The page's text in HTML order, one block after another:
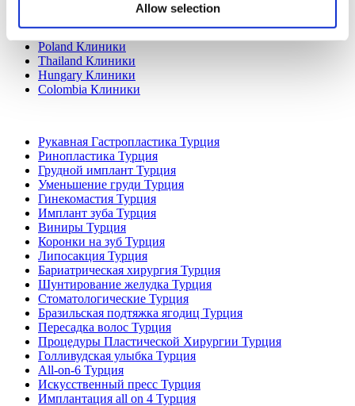
Allow selection
Mexico Клиники
Poland Клиники
Thailand Клиники
Hungary Клиники
Colombia Клиники
Рукавная Гастропластика Турция
Ринопластика Турция
Грудной имплант Турция
Уменьшение груди Турция
Гинекомастия Турция
Имплант зуба Турция
Виниры Турция
Коронки на зуб Турция
Липосакция Турция
Бариатрическая хирургия Турция
Шунтирование желудка Турция
Стоматологические Турция
Бразильская подтяжка ягодиц Турция
Пересадка волос Турция
Процедуры Пластической Хирургии Турция
Голливудская улыбка Турция
All-on-6 Турция
Искусственный пресс Турция
Имплантация all on 4 Турция